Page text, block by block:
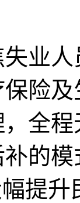
人
险
全
的
提